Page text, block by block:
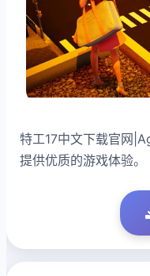
特工17中文下载官网
提供优质的游戏体验。